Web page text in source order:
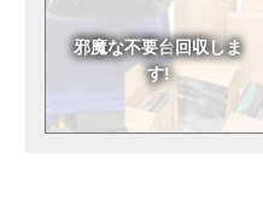
邪魔な不要台回収しま
す!